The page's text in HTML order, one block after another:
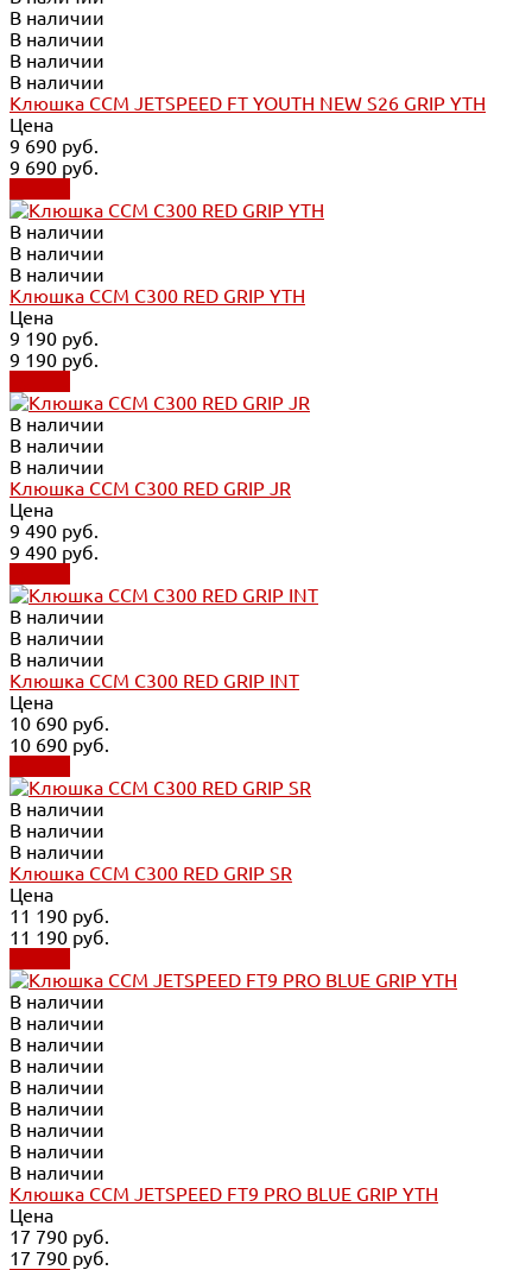
В наличии
В наличии
В наличии
В наличии
Клюшка CCM JETSPEED FT YOUTH NEW S26 GRIP YTH
Цена
9 690 руб.
9 690 руб.
В наличии
В наличии
В наличии
Клюшка CCM C300 RED GRIP YTH
Цена
9 190 руб.
9 190 руб.
В наличии
В наличии
В наличии
Клюшка CCM C300 RED GRIP JR
Цена
9 490 руб.
9 490 руб.
В наличии
В наличии
В наличии
Клюшка CCM C300 RED GRIP INT
Цена
10 690 руб.
10 690 руб.
В наличии
В наличии
В наличии
Клюшка CCM C300 RED GRIP SR
Цена
11 190 руб.
11 190 руб.
В наличии
В наличии
В наличии
В наличии
В наличии
В наличии
В наличии
В наличии
В наличии
Клюшка CCM JETSPEED FT9 PRO BLUE GRIP YTH
Цена
17 790 руб.
17 790 руб.